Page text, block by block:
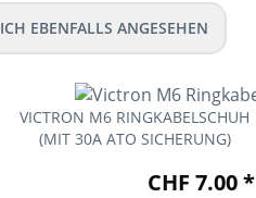
EBENFALLS ANGESEHEN
VICTRON M6 RINGKABELSCHUH
(MIT 30A ATO SICHERUNG)
CHF 7.00 *